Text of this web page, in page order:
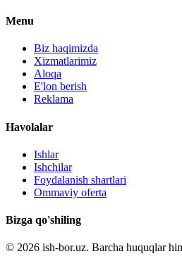
Menu
Biz haqimizda
Xizmatlarimiz
Aloqa
E'lon berish
Reklama
Havolalar
Ishlar
Ishchilar
Foydalanish shartlari
Ommaviy oferta
Bizga qo'shiling
© 2026 ish-bor.uz. Barcha huquqlar